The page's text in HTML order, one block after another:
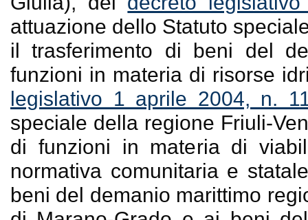
attuazione dello Statuto
il trasferimento di beni del
funzioni in materia di risorse
legislativo 1 aprile 2004, n.
speciale della regione Friuli-
di funzioni in materia di
normativa comunitaria e
beni del demanio marittimo